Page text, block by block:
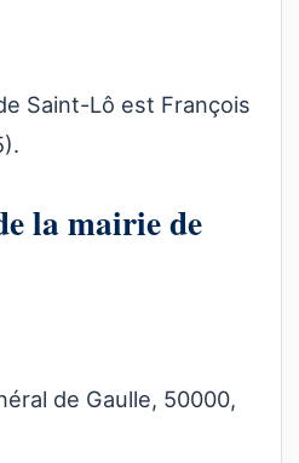
Saint-Lô est François
la mairie de
de Gaulle, 50000,